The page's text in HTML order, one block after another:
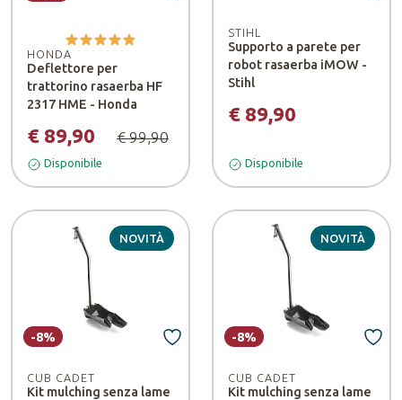
HONDA
Deflettore per
trattorino rasaerba HF
2317 HME - Honda
€ 89,90 € 99,90
Disponibile
STIHL
Supporto a parete per
robot rasaerba iMOW -
Stihl
€ 89,90
Disponibile
NOVITÀ
CUB CADET
Kit mulching senza lame
-8%
NOVITÀ
CUB CADET
Kit mulching senza lame
-8%